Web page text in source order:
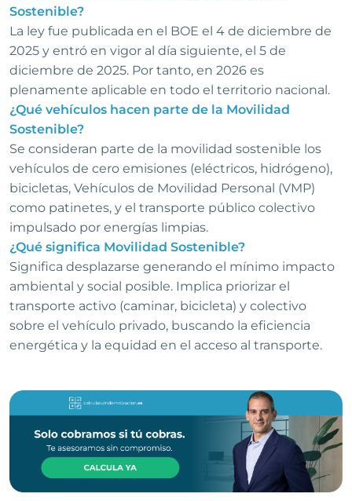
Sostenible?
La ley fue publicada en el BOE el 4 de diciembre de
2025 y entró en vigor al día siguiente, el 5 de
diciembre de 2025. Por tanto, en 2026 es
plenamente aplicable en todo el territorio nacional.
¿Qué vehículos hacen parte de la Movilidad
Sostenible?
Se consideran parte de la movilidad sostenible los
vehículos de cero emisiones (eléctricos, hidrógeno),
bicicletas, Vehículos de Movilidad Personal (VMP)
como patinetes, y el transporte público colectivo
impulsado por energías limpias.
¿Qué significa Movilidad Sostenible?
Significa desplazarse generando el mínimo impacto
ambiental y social posible. Implica priorizar el
transporte activo (caminar, bicicleta) y colectivo
sobre el vehículo privado, buscando la eficiencia
energética y la equidad en el acceso al transporte.